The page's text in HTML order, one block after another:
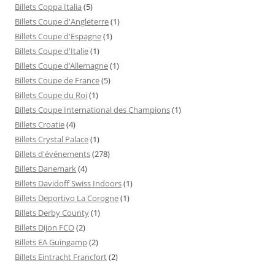
Billets Coppa Italia (5)
Billets Coupe d'Angleterre(1)
Billets Coupe d'Espagne(1)
Billets Coupe d'Italie(1)
Billets Coupe d’Allemagne(1)
Billets Coupe de France(5)
Billets Coupe du Roi(1)
Billets Coupe International des Champions(1)
Billets Croatie(4)
Billets Crystal Palace(1)
Billets d'événements(278)
Billets Danemark(4)
Billets Davidoff Swiss Indoors(1)
Billets Deportivo La Corogne(1)
Billets Derby County(1)
Billets Dijon FCO(2)
Billets EA Guingamp(2)
Billets Eintracht Francfort(2)